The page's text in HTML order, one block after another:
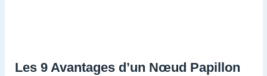
Les 9 Avantages d’un Nœud Papillon